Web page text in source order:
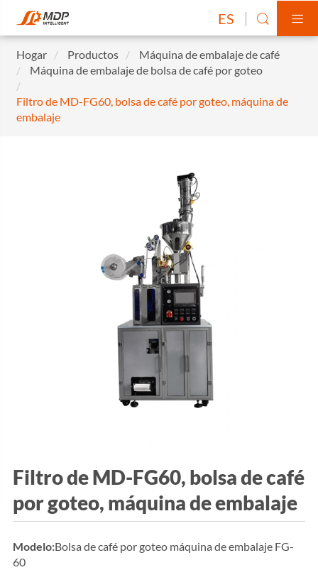
ES  
Hogar Productos
Máquina de embalaje de café
Máquina de embalaje de bolsa de café por goteo
Filtro de MD-FG60, bolsa de café por goteo, máquina de
embalaje
Filtro de MD-FG60, bolsa de café
por goteo, máquina de embalaje
Modelo:Bolsa de café por goteo máquina de embalaje FG-
60